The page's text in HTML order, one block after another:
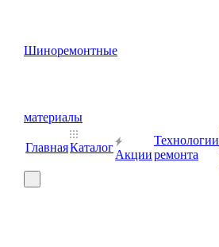
ГлавнаяКаталог
Акции
Технологии
ремонта